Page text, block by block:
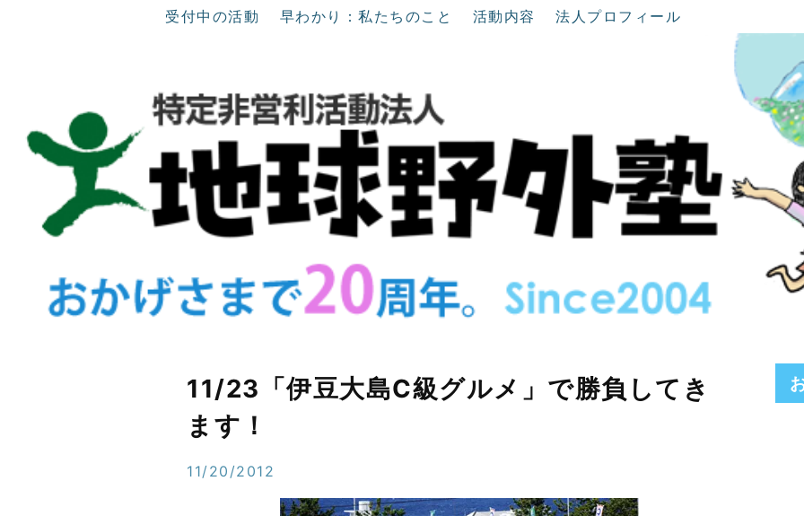
受付中の活動 早わかり：私たちのこと 活動内容 法人プロフィール
11/23「伊豆大島C級グルメ」で勝負してき
ます！
11/20/2012